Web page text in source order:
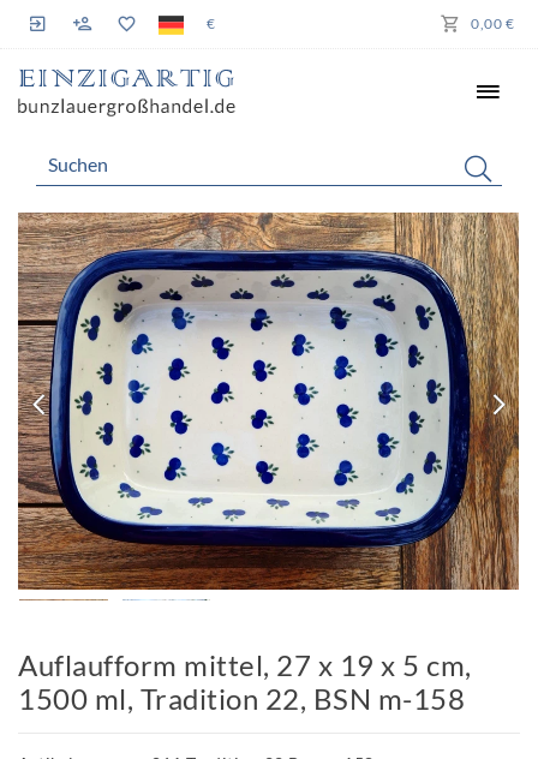
€ 0,00 €
Auflaufform mittel, 27 x 19 x 5 cm,
1500 ml, Tradition 22, BSN m-158